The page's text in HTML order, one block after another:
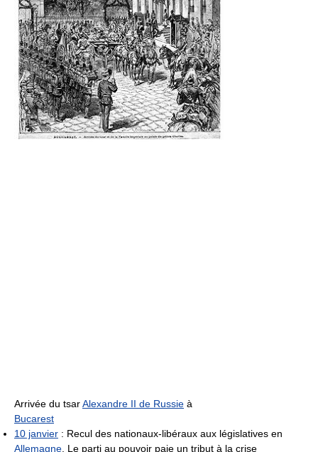
Arrivée du tsarAlexandre II de Russie à
Bucarest
10 janvier : Recul des nationaux-libéraux aux législatives en
Allemagne . Le parti au pouvoir paie un tribut à la crise